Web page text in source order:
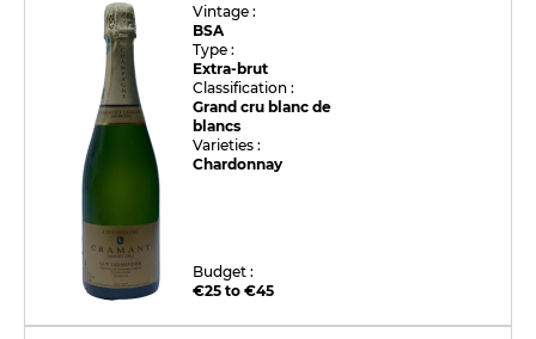
Vintage :
BSA
Type :
Extra-brut
Classification :
Grand cru blanc de
blancs
Varieties :
Chardonnay
Budget :
€25 to €45